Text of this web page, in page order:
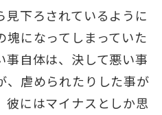
見下ろされているように
になってしまっていた
事自体は、決して悪い事
、虐められたりした事が
彼にはマイナスとしか思